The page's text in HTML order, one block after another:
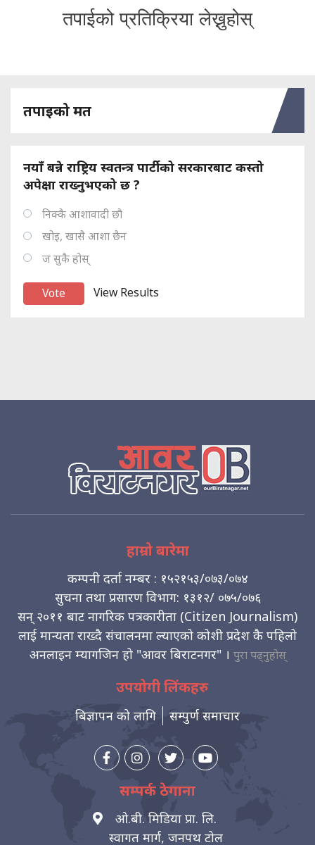
तपाईको प्रतिक्रिया लेख्नुहोस्
तपाइको मत
नयाँ बन्ने राष्ट्रिय स्वतन्त्र पार्टीको सरकारबाट कस्तो
अपेक्षा राख्नुभएको छ ?
निक्कै आशावादी छौ
खोइ, खासै आशा छैन
ज सुकै होस्
View Results
हाम्रो बारेमा
कम्पनी दर्ता नम्बर : १५२१५३/०७३/०७४
सुचना तथा प्रसारण विभाग: १३१२/ ०७५/०७६
सन् २०११ बाट नागरिक पत्रकारीता (Citizen Journalism)
लाई मान्यता राख्दै संचालनमा ल्याएको कोशी प्रदेश कै पहिलो
अनलाइन म्यागजिन हो "आवर बिराटनगर" । पुरा पढ्नुहोस्
उपयोगी लिंकहरु
बिज्ञापन को लागि सम्पुर्ण समाचार
सम्पर्क ठेगाना
ओ.बी. मिडिया प्रा. लि.
स्वागत मार्ग, जनपथ टोल